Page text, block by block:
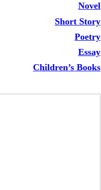
Novel
Short Story
Poetry
Essay
Children’sBooks